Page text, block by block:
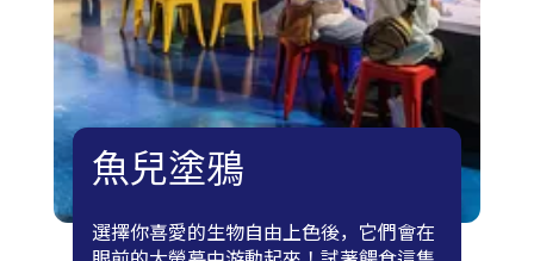
魚兒塗鴉
選擇你喜愛的生物自由上色後，它們會在